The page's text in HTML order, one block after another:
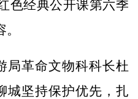
色经典公开课第六季
革命文物科科长杜
城坚持保护优先，扎